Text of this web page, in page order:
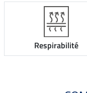
Respirabilité